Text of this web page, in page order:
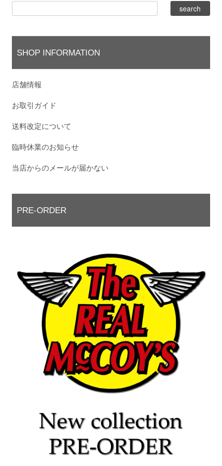
SHOP INFORMATION
店舗情報
お取引ガイド
送料改定について
臨時休業のお知らせ
当店からのメールが届かない
PRE-ORDER